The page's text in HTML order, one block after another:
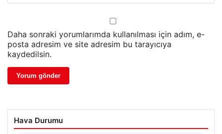
Daha sonraki yorumlarımda kullanılması için adım, e-
posta adresim ve site adresim bu tarayıcıya
kaydedilsin.
Hava Durumu